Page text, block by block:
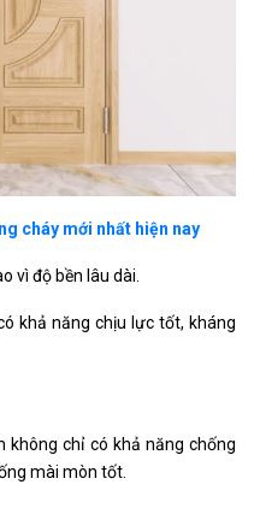
cháy mới nhất hiện nay
vì độ bền lâu dài.
khả năng chịu lực tốt, kháng
không chỉ có khả năng chống
mài mòn tốt.